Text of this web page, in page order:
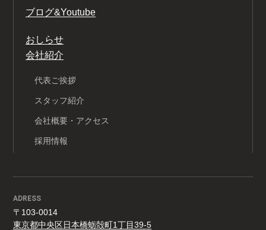
ブログ&Youtube
おしらせ
会社紹介
代表ご挨拶
スタッフ紹介
会社概要・アクセス
採用情報
ADRESS
〒103-0014
東京都中央区日本橋蛎殻町1丁目39-5